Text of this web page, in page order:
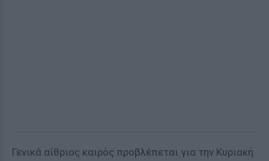
Γενικά αίθριος καιρός προβλέπεται για την Κυριακή